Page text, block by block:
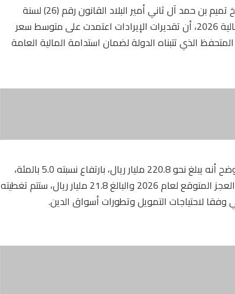
وأوضح وزير المالية، في تصريح عقب إصدار الشيخ تميم بن حمد آل ثاني أمير البلاد القانون رقم (26) لسنة
2025 باعتماد الموازنة العامة للدولة للسنة المالية 2026، أن تقديرات الإيرادات اعتمدت على متوسط سعر
النهج المتحفظ الذي تتبناه الدولة لضمان استدامة المالية العامة
وفيما يتعلق بإجمالي المصروفات المتوقعة، أوضح أنه يبلغ نحو 220.8 مليار ريال، بارتفاع نسبته 5.0 بالمئة،
مقارنة بموازنة عام 2025. كما بين سعادته أن العجز المتوقع لعام 2026 والبالغ 21.8 مليار ريال، ستتم تغطيته
لاحتياجات التمويل وتطورات أسواق الدين.